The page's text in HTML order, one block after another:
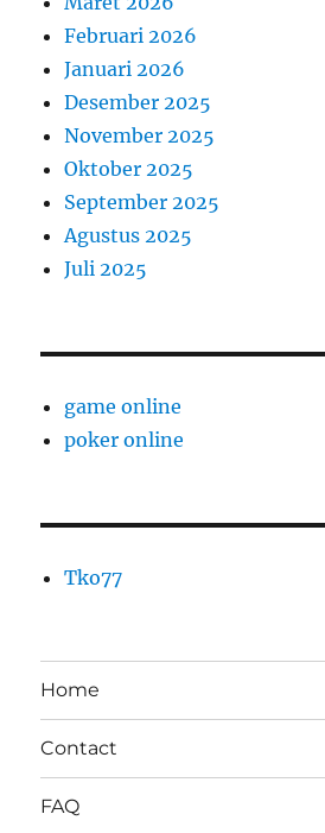
Februari 2026
Januari 2026
Desember 2025
November 2025
Oktober 2025
September 2025
Agustus 2025
Juli 2025
game online
poker online
Tko77
Home
Contact
FAQ